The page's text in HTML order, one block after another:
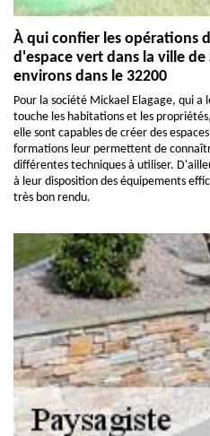
À qui confier les opérations
d'espace vert dans la ville de
environs dans le 32200
Pour la société Mickael Elagage, qui
touche les habitations et les
elle sont capables de créer des
formations leur permettent de
différentes techniques à utiliser.
à leur disposition des équipements
très bon rendu.